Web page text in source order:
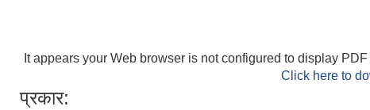
It appears your Web browser is not configured to display PDF
Click here to
प्रकार: